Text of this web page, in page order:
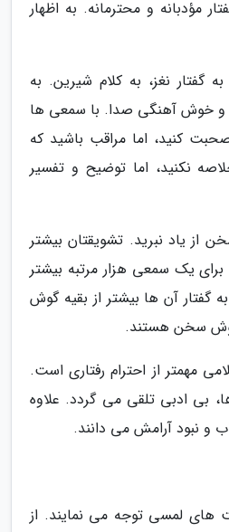
مؤدبانه و محترمانه. به اظهار
گفتار نغز، به کلام شیرین. به
و خوش آهنگی صدا. با سمعی ها
کنید، اما مراقب باشید که
نکنید، اما توضیح و تفسیر
از یاد نبرید. تشویقتان بیشتر
یک سمعی هزار مرتبه بیشتر
گفتار آن ها بیشتر از بقیه گوش
سخن هستند.
مهمتر از احترام رفتاری است.
بی ادبی تلقی می گردد. علاوه
و نبود آرامش می دانند.
های لمسی توجه می نمایند. از